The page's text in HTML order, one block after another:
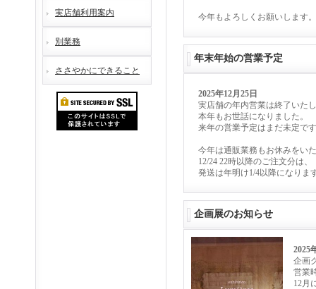
実店舗利用案内
別業務
ささやかにできること
今年もよろしくお願いします。
年末年始の営業予定
2025年12月25日
実店舗の年内営業は終了いた
本年もお世話になりました。
来年の営業予定はまだ未定で
今年は通販業務もお休みをい
12/24 22時以降のご注文分は、
発送は年明け1/4以降になりま
企画展のお知らせ
2025
企画
営業
12月